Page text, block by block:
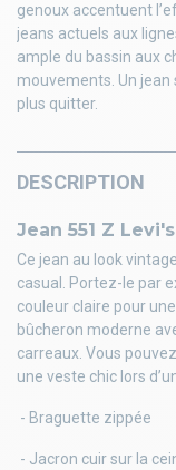
genoux accentuent
jeans actuels aux
ample du bassin aux
mouvements. Un
plus quitter.
DESCRIPTION
Jean 551 Z
Ce jean au look
casual. Portez-le par
couleur claire pour
bûcheron moderne
carreaux. Vous
une veste chic lors
- Braguette zippée
- Jacron cuir sur la